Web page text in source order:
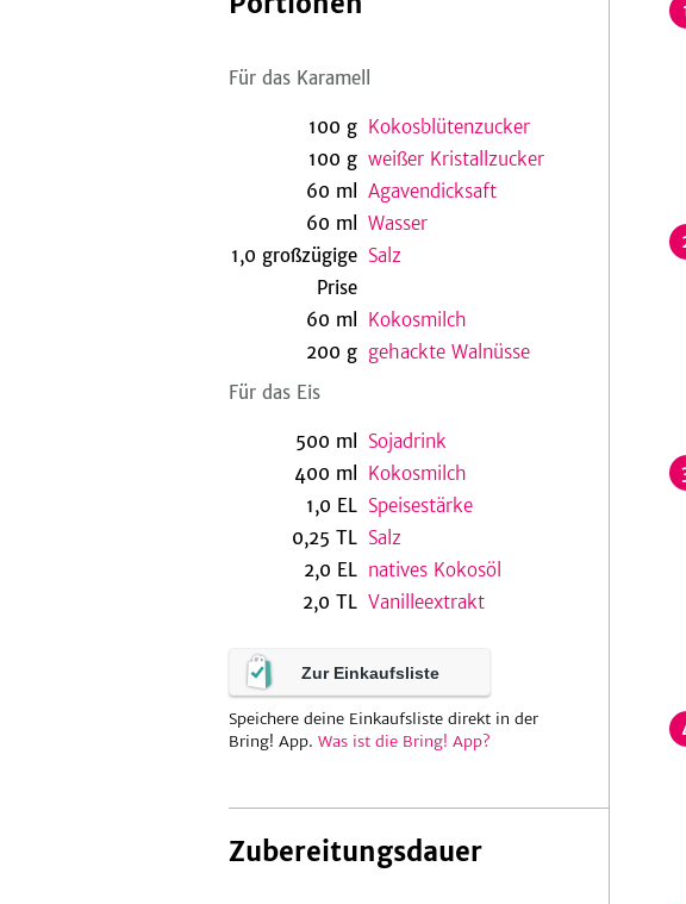
Für das Karamell
100 g Kokosblütenzucker
100 g weißer Kristallzucker
60 ml
Agavendicksaft
60 ml
Wasser
1,0 großzügige
Prise
Salz
60 ml
Kokosmilch
200 g gehackte Walnüsse
Für das Eis
500 ml
Sojadrink
400 ml
Kokosmilch
1,0 EL Speisestärke
0,25 TL Salz
2,0 EL natives Kokosöl
2,0 TL Vanilleextrakt
Zur Einkaufsliste
Speichere deine Einkaufsliste direkt in der
Bring! App. Was ist die Bring! App?
Zubereitungsdauer